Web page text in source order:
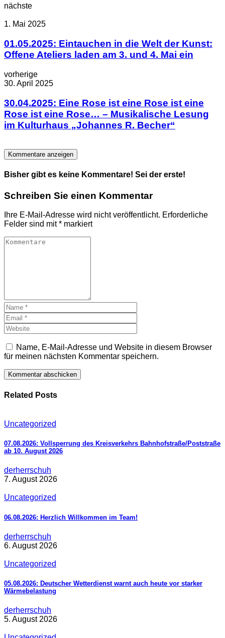
nächste
1. Mai 2025
01.05.2025: Eintauchen in die Welt der Kunst:
Offene Ateliers laden am 3. und 4. Mai ein
vorherige
30. April 2025
30.04.2025: Eine Rose ist eine Rose ist eine
Rose ist eine Rose… – Musikalische Lesung
im Kulturhaus „Johannes R. Becher“
Kommentare anzeigen
Bisher gibt es keine Kommentare! Sei der erste!
Schreiben Sie einen Kommentar
Ihre E-Mail-Adresse wird nicht veröffentlicht. Erforderliche
Felder sind mit* markiert
Name, E-Mail-Adresse und Website in diesem Browser
für meinen nächsten Kommentar speichern.
Related Posts
Uncategorized
07.08.2026: Vollsperrung des Kreisverkehrs Bahnhofstraße/Poststraße
ab 10. August 2026
derherrschuh
7. August 2026
Uncategorized
06.08.2026: Herzlich Willkommen im Team!
derherrschuh
6. August 2026
Uncategorized
05.08.2026: Deutscher Wetterdienst warnt auch heute vor starker
Wärmebelastung
derherrschuh
5. August 2026